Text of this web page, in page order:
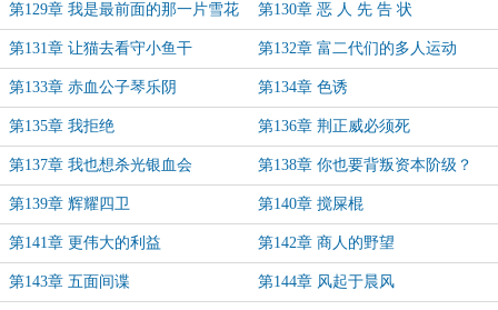
第129章 我是最前面的那一片雪花 第130章 恶 人 先 告 状
第131章 让猫去看守小鱼干 第132章 富二代们的多人运动
第133章 赤血公子琴乐阴 第134章 色诱
第135章 我拒绝 第136章 荆正威必须死
第137章 我也想杀光银血会 第138章 你也要背叛资本阶级？
第139章 辉耀四卫 第140章 搅屎棍
第141章 更伟大的利益 第142章 商人的野望
第143章 五面间谍 第144章 风起于晨风